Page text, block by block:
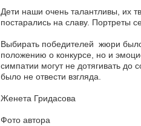
Дети наши очень талантливы, их
постарались на славу.
Выбирать победителей жюри было
положению о конкурсе, но и
симпатии могут не дотягивать до
было не отвести взгляда.
Женета Гридасова
Фото автора